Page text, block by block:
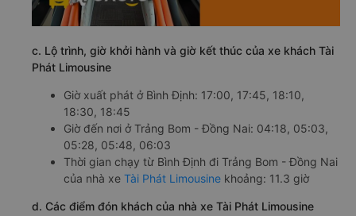
c. Lộ trình, giờ khởi hành và giờ kết thúc của xe khách Tài
Phát Limousine
Giờ xuất phát ở Bình Định: 17:00, 17:45, 18:10,
18:30, 18:45
Giờ đến nơi ở Trảng Bom - Đồng Nai: 04:18, 05:03,
05:28, 05:48, 06:03
Thời gian chạy từ Bình Định đi Trảng Bom - Đồng Nai
của nhà xe Tài Phát Limousine khoảng: 11.3 giờ
d. Các điểm đón khách của nhà xe Tài Phát Limousine